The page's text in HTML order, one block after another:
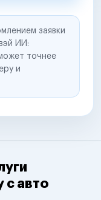
заявки
ИИ:
точнее
и
с авто